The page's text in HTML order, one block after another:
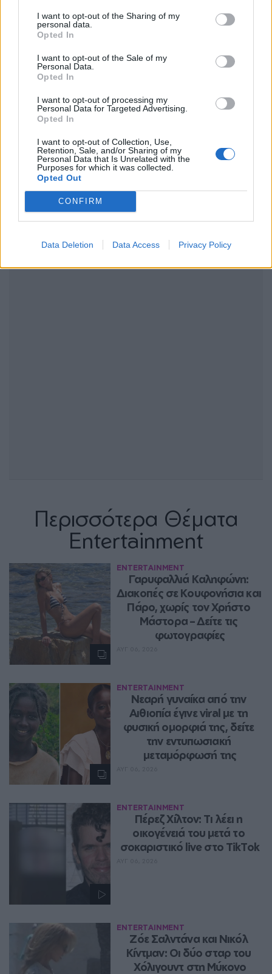
I want to opt-out of the Sharing of my
personal data.
Opted In
I want to opt-out of the Sale of my
Personal Data.
Opted In
I want to opt-out of processing my
Personal Data for Targeted Advertising.
Opted In
I want to opt-out of Collection, Use,
Retention, Sale, and/or Sharing of my
Personal Data that Is Unrelated with the
Purposes for which it was collected.
Opted Out
CONFIRM
Data Deletion Data Access Privacy Policy
Ακολουθήστε το Pink.gr στο Google Newsκαι
μάθετε πρώτοιτα πιο hot νέα.
Ακολουθήστε το Pink.gr και στο
ΔΙΑΦΗΜΙΣΗ
Περισσότερα Θέματα
Entertainment
ENTERTAINMENT
Γαρυφαλλιά Καληφώνη:
Διακοπές σε Κουφονήσια και
Πάρο, χωρίς τον Χρήστο
Μάστορα – Δείτε τις
φωτογραφίες
ENTERTAINMENT
Νεαρή γυναίκα από την
Αιθιοπία έγινε viral με τη
φυσική ομορφιά της, δείτε
την εντυπωσιακή
μεταμόρφωσή της
ENTERTAINMENT
Πέρεζ Χίλτον: Τι λέει η
οικογένειά του μετά το
σοκαριστικό live στο TikTok
ENTERTAINMENT
Ζόε Σαλντάνα και Νικόλ
Κίντμαν: Οι δύο σταρ του
Χόλιγουντ στη Μύκονο